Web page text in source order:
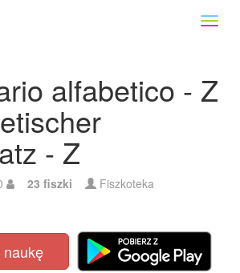
alfabetico - Z
- Z
23 fiszki Fiszkoteka